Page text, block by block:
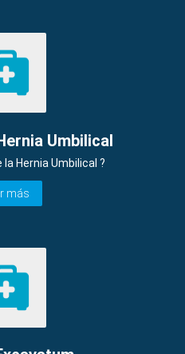
Umbilical
la Hernia Umbilical ?
más